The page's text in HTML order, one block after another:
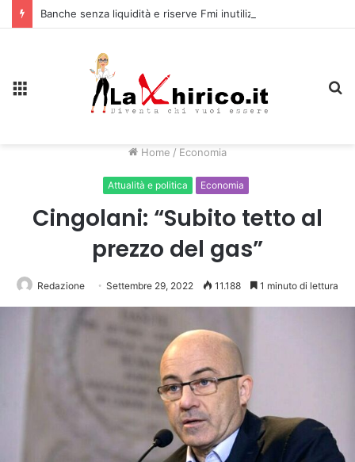
Home / Economia
Attualità e politica Economia
Cingolani: “Subito tetto al
prezzo del gas”
Redazione Settembre 29, 2022 11.188 1 minuto di lettura